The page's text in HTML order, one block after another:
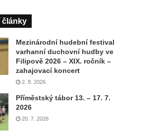
články
Mezinárodní hudební festival
varhanní duchovní hudby ve
Filipově 2026 – XIX. ročník –
zahajovací koncert
2. 8. 2026
Příměstský tábor 13. – 17. 7.
2026
20. 7. 2026